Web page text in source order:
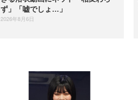
ず」「嘘でしょ…」
2026年8月6日